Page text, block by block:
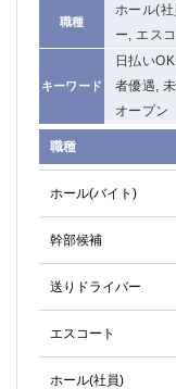
職種
ホール(
ー, エス
キーワード
日払い
者優遇,
オープン
職種
ホール(バイト)
幹部候補
送りドライバー
エスコート
ホール(社員)